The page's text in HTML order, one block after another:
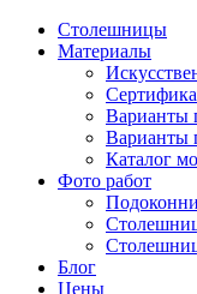
Столешницы
Материалы
Варианты
Варианты
Каталог
Фото работ
Блог
Цены